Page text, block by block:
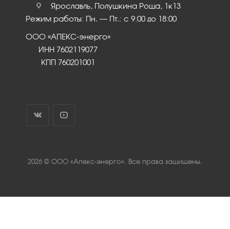
Ярославль, Полушкина Роща, 1к13
Режим работы: Пн. – Пт.: с 9:00 до 18:00
ООО «АПЕКС-энерго»
ИНН 7602119077
КПП 760201001
2026 © ООО «Апекс-энерго». Все права защищены.